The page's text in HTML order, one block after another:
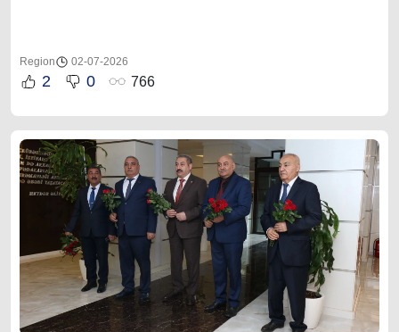
Region 02-07-2026
2 0 766